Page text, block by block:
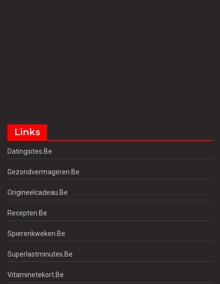
Links
Datingsites.be
Gezondvermageren.be
Origineelcadeau.be
Recepten.be
Spierenkweken.be
Superlastminutes.be
Vitaminetekort.be